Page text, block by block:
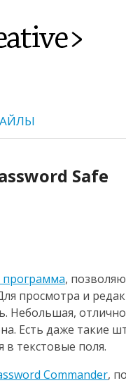
Safe
программа,
просмотра и
Небольшая,
Есть даже такие
текстовые поля.
Commander,